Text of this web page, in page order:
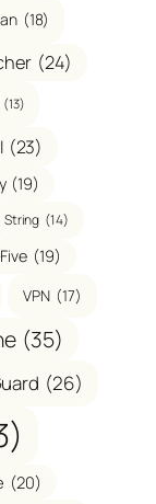
(18)
(24)
(13)
(23)
(19)
String (14)
(19)
VPN (17)
(35)
(26)
(20)